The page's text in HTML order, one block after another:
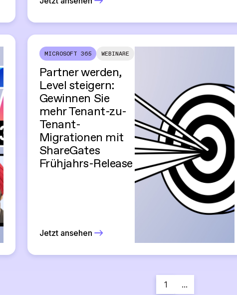
MICROSOFT 365 WEBINARE
Partner werden,
Level steigern:
Gewinnen Sie
mehr Tenant-zu-
Tenant-
Migrationen mit
ShareGates
Frühjahrs-Release
Jetzt ansehen
1 ...